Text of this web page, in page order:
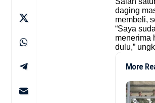
daging
membeli,
“Saya
menerima
dulu,”
More